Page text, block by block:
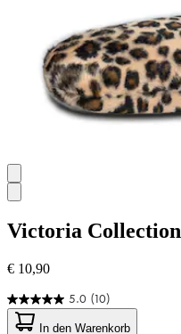
Victoria Collection
€ 10,90
5.0 (10)
5.0
von
In den Warenkorb